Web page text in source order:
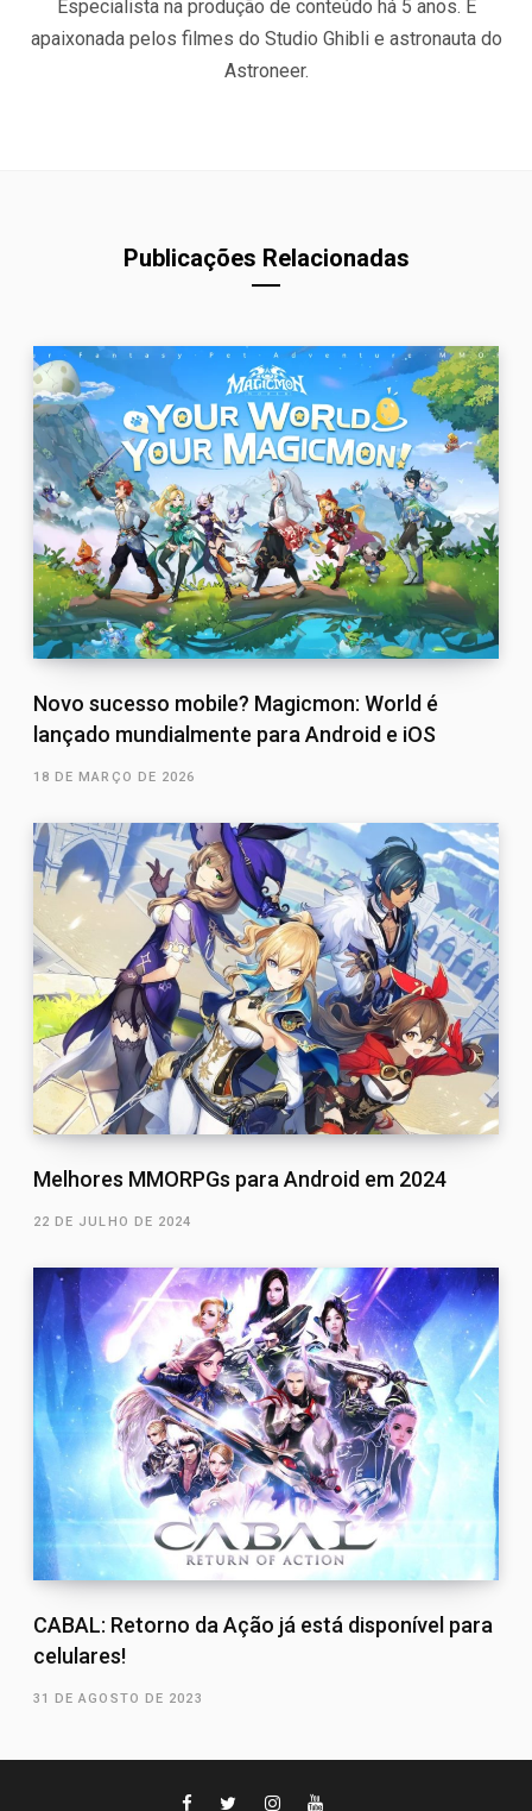
Especialista na produção de conteúdo há 5 anos. É
apaixonada pelos filmes do Studio Ghibli e astronauta do
Astroneer.
Publicações Relacionadas
Novo sucesso mobile? Magicmon: World é
lançado mundialmente para Android e iOS
18 DE MARÇO DE 2026
Melhores MMORPGs para Android em 2024
22 DE JULHO DE 2024
CABAL: Retorno da Ação já está disponível para
celulares!
31 DE AGOSTO DE 2023